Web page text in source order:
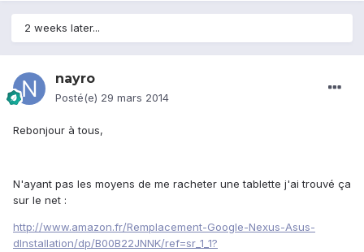
2 weeks later...
nayro
Posté(e) 29 mars 2014
Rebonjour à tous,
N'ayant pas les moyens de me racheter une tablette j'ai trouvé ça
sur le net :
http://www.amazon.fr/Remplacement-Google-Nexus-Asus-
dInstallation/dp/B00B22JNNK/ref=sr_1_1?